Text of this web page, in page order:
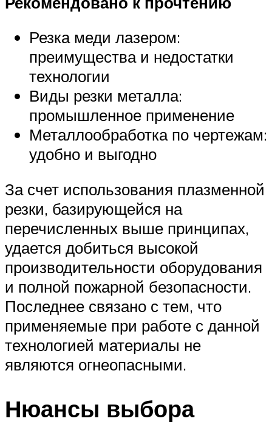
Резка меди лазером:
преимущества и недостатки
технологии
Виды резки металла:
промышленное применение
Металлообработка по чертежам:
удобно и выгодно
За счет использования плазменной
резки, базирующейся на
перечисленных выше принципах,
удается добиться высокой
производительности оборудования
и полной пожарной безопасности.
Последнее связано с тем, что
применяемые при работе с данной
технологией материалы не
являются огнеопасными.
Нюансы выбора